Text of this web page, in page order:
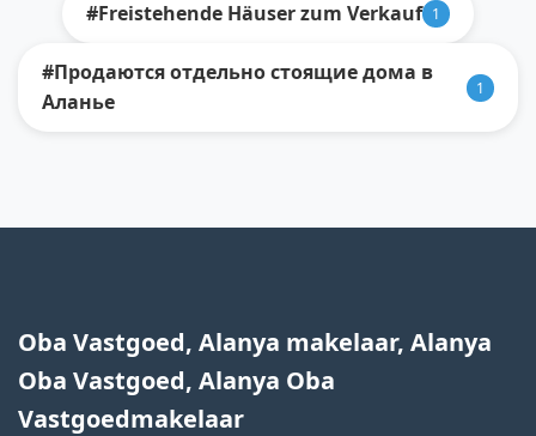
#Freistehende Häuser zum Verkauf 1
#Продаются отдельно стоящие дома в
Аланье
1
Oba Vastgoed, Alanya makelaar, Alanya
Oba Vastgoed, Alanya Oba
Vastgoedmakelaar